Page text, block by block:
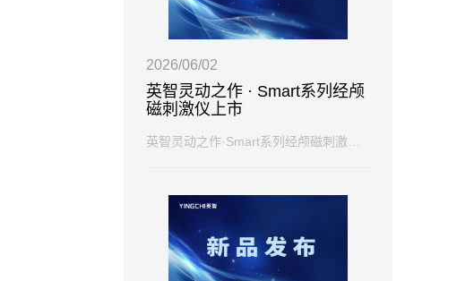
2026/06/02
英智灵动之作 · Smart系列经颅
磁刺激仪上市